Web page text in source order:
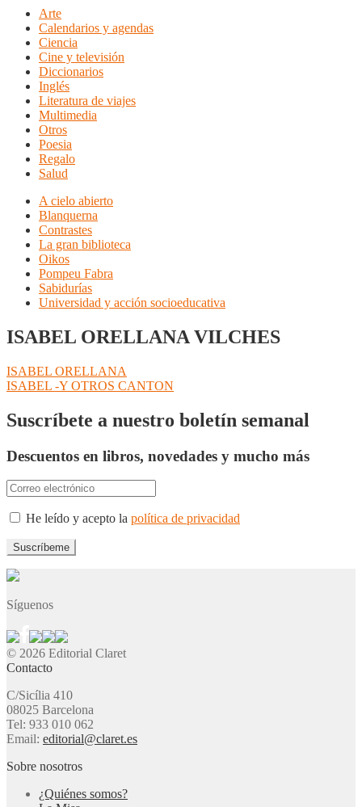
Arte
Calendarios y agendas
Ciencia
Cine y televisión
Diccionarios
Inglés
Literatura de viajes
Multimedia
Otros
Poesia
Regalo
Salud
A cielo abierto
Blanquerna
Contrastes
La gran biblioteca
Oikos
Pompeu Fabra
Sabidurías
Universidad y acción socioeducativa
ISABEL ORELLANA VILCHES
Navegación
de
entradas
Anterior:
ISABEL ORELLANA
Siguiente:
ISABEL -Y OTROS CANTON
Suscríbete a nuestro boletín semanal
Descuentos en libros, novedades y mucho más
He leído y acepto la política de privacidad
Síguenos
© 2026 Editorial Claret
Contacto
C/Sicília 410
08025 Barcelona
Tel: 933 010 062
Email: editorial@claret.es
Sobre nosotros
¿Quiénes somos?